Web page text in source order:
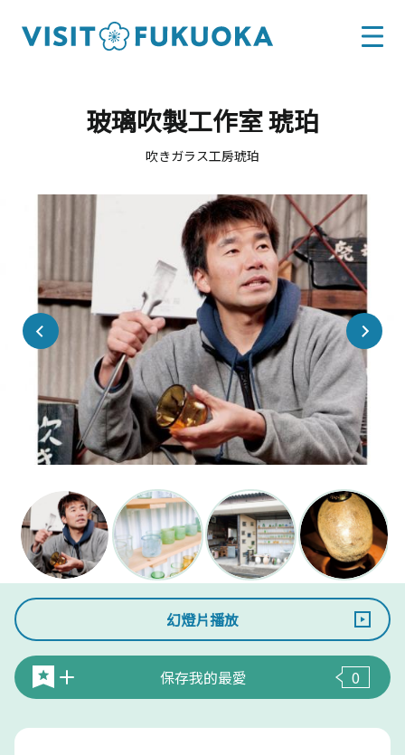
玻璃吹製工作室 琥珀
吹きガラス工房琥珀
幻燈片播放
保存我的最愛 0